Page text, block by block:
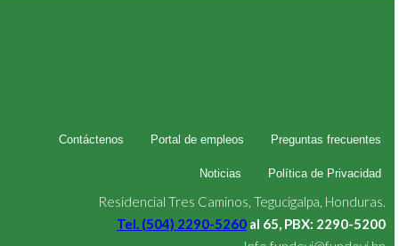
Contáctenos Portal de empleos Preguntas frecuentes
Noticias Política de Privacidad
Residencial Tres Caminos, Tegucigalpa, Honduras.
Tel. (504) 2290-5260 al 65, PBX: 2290-5200